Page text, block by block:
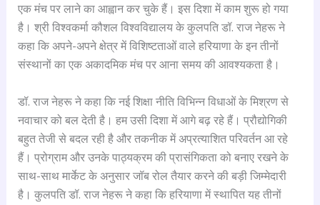
एक मंच पर लाने का आह्वान कर चुके हैं। इस दिशा में काम शुरू हो गया
है। श्री विश्वकर्मा कौशल विश्वविद्यालय के कुलपति डॉ. राज नेहरू ने
कहा कि अपने-अपने क्षेत्र में विशिष्टताओं वाले हरियाणा के इन तीनों
संस्थानों का एक अकादमिक मंच पर आना समय की आवश्यकता है।
डॉ. राज नेहरू ने कहा कि नई शिक्षा नीति विभिन्न विधाओं के मिश्रण से
नवाचार को बल देती है। हम उसी दिशा में आगे बढ़ रहे हैं। प्रौद्योगिकी
बहुत तेजी से बदल रही है और तकनीक में अप्रत्याशित परिवर्तन आ रहे
हैं। प्रोग्राम और उनके पाठ्यक्रम की प्रासंगिकता को बनाए रखने के
साथ-साथ मार्केट के अनुसार जॉब रोल तैयार करने की बड़ी जिम्मेदारी
है। कुलपति डॉ. राज नेहरू ने कहा कि हरियाणा में स्थापित यह तीनों